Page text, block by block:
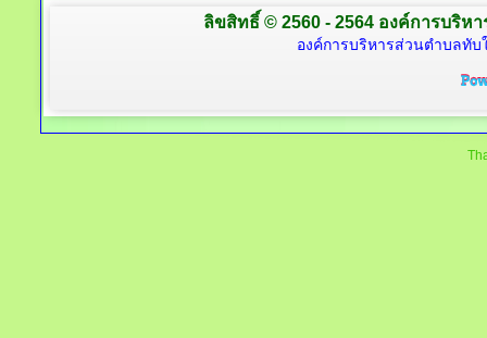
ลิขสิทธิ์ © 2560 - 2564 องค์การบริห
องค์การบริหารส่วนตำบลทับ